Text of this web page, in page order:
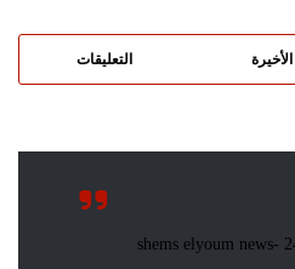
الأخيرة التعليقات